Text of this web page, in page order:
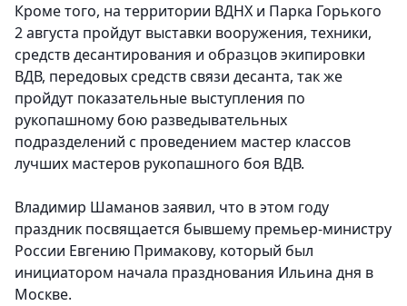
Кроме того, на территории ВДНХ и Парка Горького
2 августа пройдут выставки вооружения, техники,
средств десантирования и образцов экипировки
ВДВ, передовых средств связи десанта, так же
пройдут показательные выступления по
рукопашному бою разведывательных
подразделений с проведением мастер классов
лучших мастеров рукопашного боя ВДВ.
Владимир Шаманов заявил, что в этом году
праздник посвящается бывшему премьер-министру
России Евгению Примакову, который был
инициатором начала празднования Ильина дня в
Москве.